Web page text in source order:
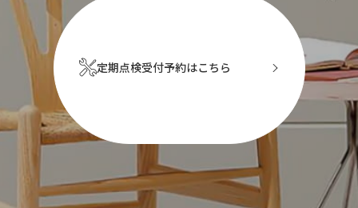
定期点検受付予約はこちら